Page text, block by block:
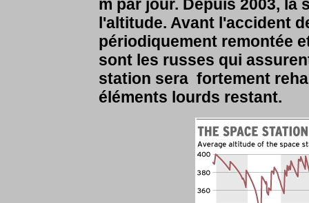
m par jour. Depuis 2003, la
l'altitude. Avant l'accident
périodiquement remontée
sont les russes qui
station sera fortement
éléments lourds restant.